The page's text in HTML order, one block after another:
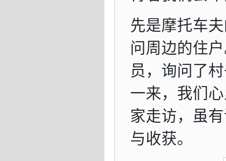
先是摩托车
问周边的住
员，询问了
一来，我们
家走访，虽
与收获。